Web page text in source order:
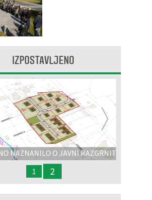
IZPOSTAVLJENO
NAZNANILO O JAVNI RAZGRNITVI
OBRAVNAVI - OPPN na območju
– stanovanjsko območje Dobrava 3
1 2